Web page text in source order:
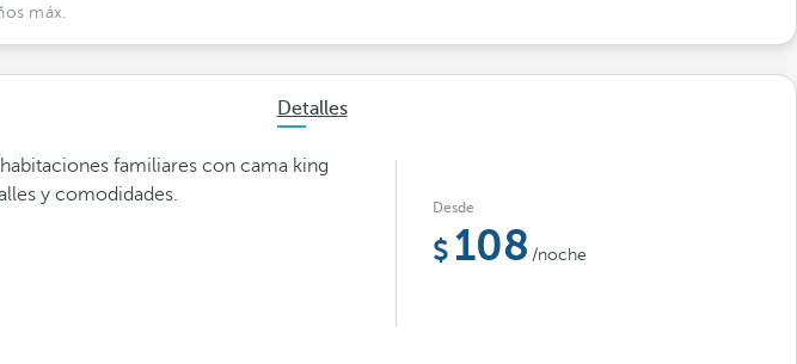
máx.
Detalles
familiares con cama king
y comodidades.
Desde
108 /noche